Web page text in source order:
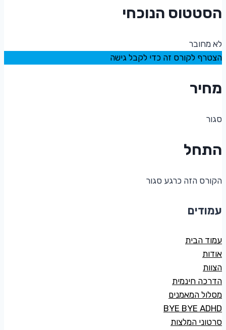
הסטטוס הנוכחי
לא מחובר
הצטרף לקורס זה כדי לקבל גישה
מחיר
סגור
התחל
הקורס הזה כרגע סגור
עמודים
עמוד הבית
אודות
הצוות
הדרכה חינמית
מסלול המאמנים
BYE BYE ADHD
סרטוני המלצות